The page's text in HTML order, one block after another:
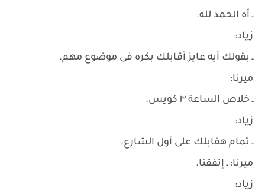
ـ أه الحمد لله.
زياد:
ـ بقولك أيه عايز أقابلك بكره فى موضوع مهم.
ميرنا:
ـ خلاص الساعة ٣ كويس.
زياد:
ـ تمام هقابلك على أول الشارع.
ميرنا: ـ إتفقنا.
زياد: